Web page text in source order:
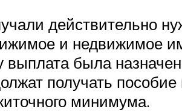
действительно
и недвижимое
выплата была
получать
минимума.